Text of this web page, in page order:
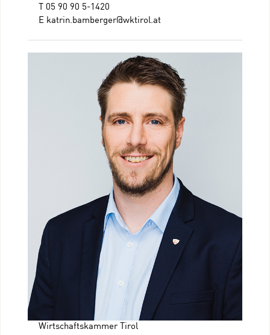
T 05 90 90 5-1420
E katrin.bamberger@wktirol.at
Wirtschaftskammer Tirol